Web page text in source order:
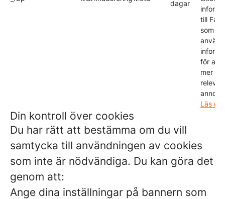
dagar
till
som
för att
mer
Läs
Din kontroll över cookies
Du har rätt att bestämma om du vill
samtycka till användningen av cookies
som inte är nödvändiga. Du kan göra det
genom att:
Ange dina inställningar på bannern som